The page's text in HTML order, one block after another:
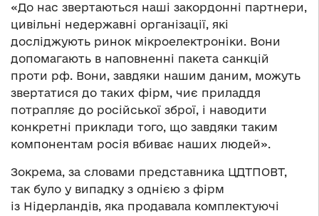
«До нас звертаються наші закордонні партнери,
цивільні недержавні організації, які
досліджують ринок мікроелектроніки. Вони
допомагають в наповненні пакета санкцій
проти рф. Вони, завдяки нашим даним, можуть
звертатися до таких фірм, чиє приладдя
потрапляє до російської зброї, і наводити
конкретні приклади того, що завдяки таким
компонентам росія вбиває наших людей».
Зокрема, за словами представника ЦДТПОВТ,
так було у випадку з однією з фірм
із Нідерландів, яка продавала комплектуючі